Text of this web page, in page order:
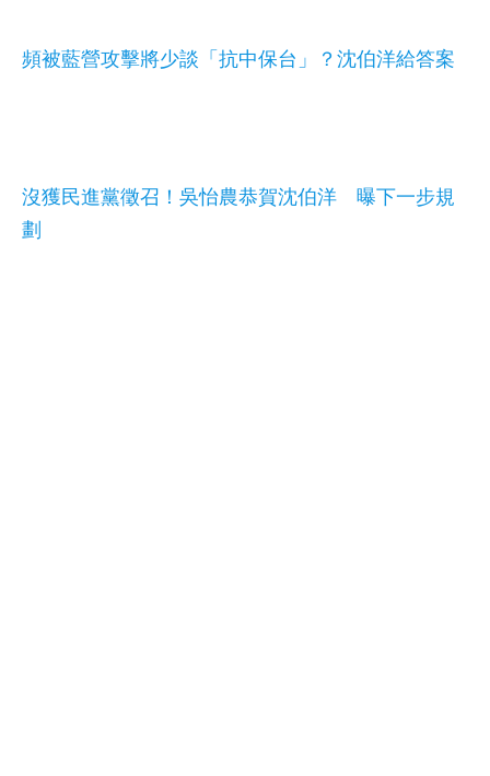
頻被藍營攻擊將少談「抗中保台」？沈伯洋給答案
沒獲民進黨徵召！吳怡農恭賀沈伯洋 曝下一步規
劃